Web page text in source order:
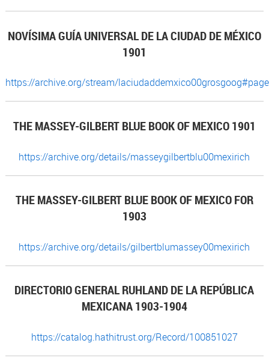
NOVÍSIMA GUÍA UNIVERSAL DE LA CIUDAD DE MÉXICO
1901
https://archive.org/stream/
THE MASSEY-GILBERT BLUE BOOK OF MEXICO 1901
https://archive.org/details/masseygilbertblu00mexirich
THE MASSEY-GILBERT BLUE BOOK OF MEXICO FOR
1903
https://archive.org/details/gilbertblumassey00mexirich
DIRECTORIO GENERAL RUHLAND DE LA REPÚBLICA
MEXICANA 1903-1904
https://catalog.hathitrust.org/Record/100851027